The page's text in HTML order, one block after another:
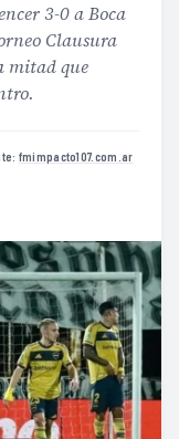
3-0 a Boca
Clausura
mitad que
fmimpacto107.com.ar